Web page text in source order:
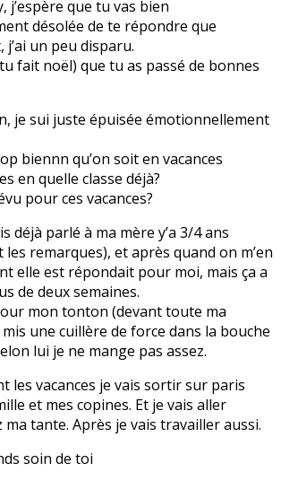
j’espère que tu vas bien
désolée de te répondre que
un peu disparu.
tu fait noël) que tu as passé de bonnes
je sui juste épuisée émotionnellement
biennn qu’on soit en vacances
en quelle classe déjà?
pour ces vacances?
déjà parlé à ma mère y’a 3/4 ans
les remarques), et après quand on m’en
elle est répondait pour moi, mais ça a
de deux semaines.
mon tonton (devant toute ma
mis une cuillère de force dans la bouche
lui je ne mange pas assez.
les vacances je vais sortir sur paris
et mes copines. Et je vais aller
tante. Après je vais travailler aussi.
soin de toi